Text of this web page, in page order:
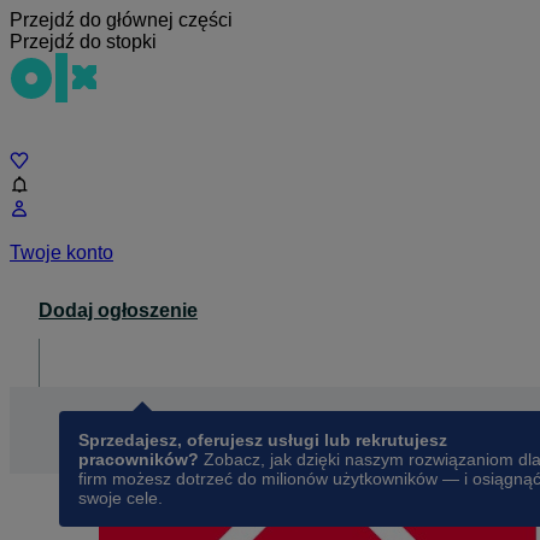
Przejdź do głównej części
Przejdź do stopki
Twoje konto
Dodaj ogłoszenie
Sprzedajesz, oferujesz usługi lub rekrutujesz
pracowników? Zobacz, jak dzięki naszym rozwiązaniom dla
firm możesz dotrzeć do milionów użytkowników — i osiągnąć
swoje cele.